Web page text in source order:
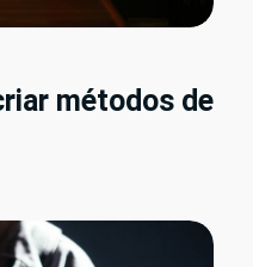
métodos de